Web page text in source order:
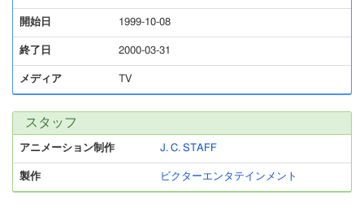
開始日 1999-10-08
終了日 2000-03-31
メディア TV
スタッフ
アニメーション制作 J. C. STAFF
製作 ビクターエンタテインメント